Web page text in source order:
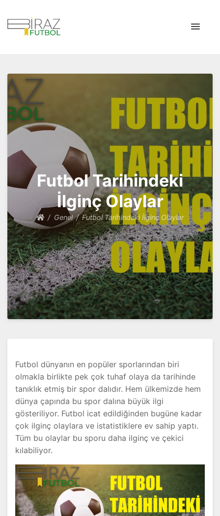
Futbol Tarihindeki
İlginç Olaylar
Genel Futbol Tarihindeki İlginç Olaylar
Futbol dünyanın en popüler sporlarından biri
olmakla birlikte pek çok tuhaf olaya da tarihinde
tanıklık etmiş bir spor dalıdır. Hem ülkemizde hem
dünya çapında bu spor dalına büyük ilgi
gösteriliyor. Futbol icat edildiğinden bugüne kadar
çok ilginç olaylara ve istatistiklere ev sahip yaptı.
Tüm bu olaylar bu sporu daha ilginç ve çekici
kılabiliyor.